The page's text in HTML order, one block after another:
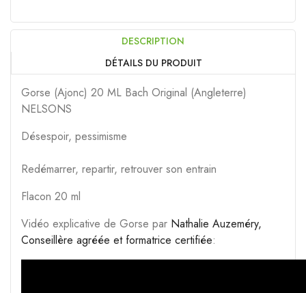
DESCRIPTION
DÉTAILS DU PRODUIT
Gorse (Ajonc) 20 ML Bach Original (Angleterre)
NELSONS
Désespoir, pessimisme
Redémarrer, repartir, retrouver son entrain
Flacon 20 ml
Vidéo explicative de Gorse par Nathalie Auzeméry,
Conseillère agréée et formatrice certifiée: